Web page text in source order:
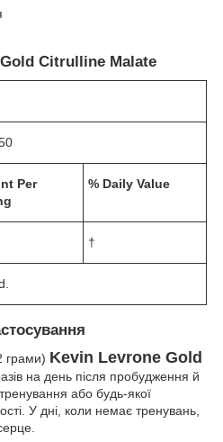
Citrulline Malate
Per
% Daily Value
†
грами) Kevin Levrone Gold
на день після пробудження й
або будь-якої
У дні, коли немає тренувань,